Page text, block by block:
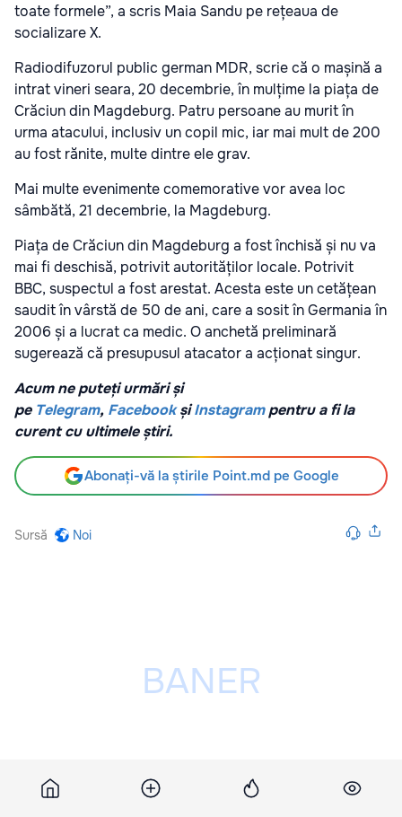
toate formele”, a scris Maia Sandu pe rețeaua de
socializare X.
Radiodifuzorul public german MDR, scrie că o mașină a
intrat vineri seara, 20 decembrie, în mulțime la piața de
Crăciun din Magdeburg. Patru persoane au murit în
urma atacului, inclusiv un copil mic, iar mai mult de 200
au fost rănite, multe dintre ele grav.
Mai multe evenimente comemorative vor avea loc
sâmbătă, 21 decembrie, la Magdeburg.
Piața de Crăciun din Magdeburg a fost închisă și nu va
mai fi deschisă, potrivit autorităților locale. Potrivit
BBC, suspectul a fost arestat. Acesta este un cetățean
saudit în vârstă de 50 de ani, care a sosit în Germania în
2006 și a lucrat ca medic. O anchetă preliminară
sugerează că presupusul atacator a acționat singur.
Acum ne puteți urmări și
pe Telegram, Facebook șiInstagrampentru a fi la
curent cu ultimele știri.
Abonați-vă la știrile Point.md pe Google
Sursă Noi